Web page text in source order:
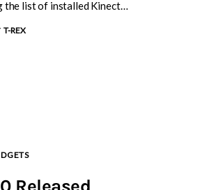
the list of installed Kinect…
T-REX